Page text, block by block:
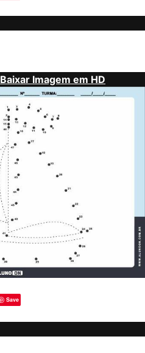
Baixar Imagem em HD
Save